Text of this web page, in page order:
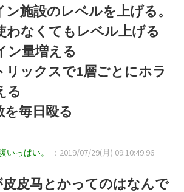
ン施設のレベルを上げる。
わなくてもレベル上げる
ン量増える
リックスで1層ごとにホラ
る
を毎日殴る
いっぱい。
：2019/07/29(月) 09:10:49.96
皮马とかってのはなんで